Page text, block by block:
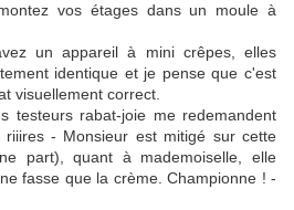
vos étages dans un moule à
un appareil à mini crêpes, elles
identique et je pense que c'est
visuellement correct.
testeurs rabat-joie me redemandent
- Monsieur est mitigé sur cette
part), quant à mademoiselle, elle
fasse que la crème. Championne ! -